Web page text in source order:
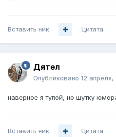
Вставить ник Цитата
Дятел
Опубликовано 12 апреля,
наверное я тупой, но шутку
Вставить ник Цитата